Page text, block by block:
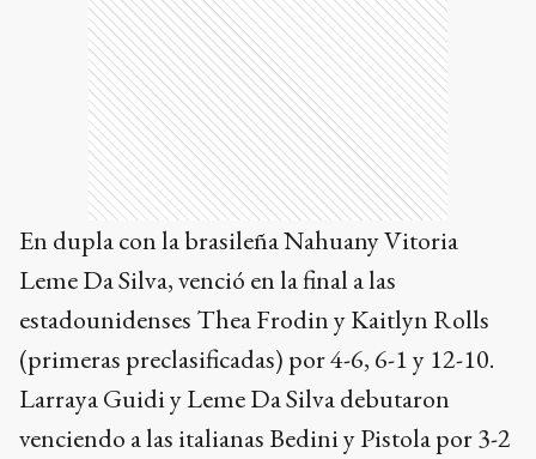
En dupla con la brasileña Nahuany Vitoria
Leme Da Silva, venció en la final a las
estadounidenses Thea Frodin y Kaitlyn Rolls
(primeras preclasificadas) por 4-6, 6-1 y 12-10.
Larraya Guidi y Leme Da Silva debutaron
venciendo a las italianas Bedini y Pistola por 3-2